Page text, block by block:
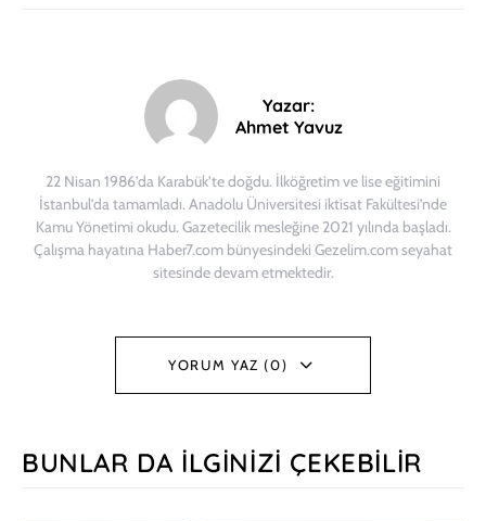
Yazar:
Ahmet Yavuz
22 Nisan 1986’da Karabük’te doğdu. İlköğretim ve lise eğitimini
İstanbul’da tamamladı. Anadolu Üniversitesi iktisat Fakültesi’nde
Kamu Yönetimi okudu. Gazetecilik mesleğine 2021 yılında başladı.
Çalışma hayatına Haber7.com bünyesindeki Gezelim.com seyahat
sitesinde devam etmektedir.
YORUM YAZ (0)
BUNLAR DA İLGINIZI ÇEKEBILIR